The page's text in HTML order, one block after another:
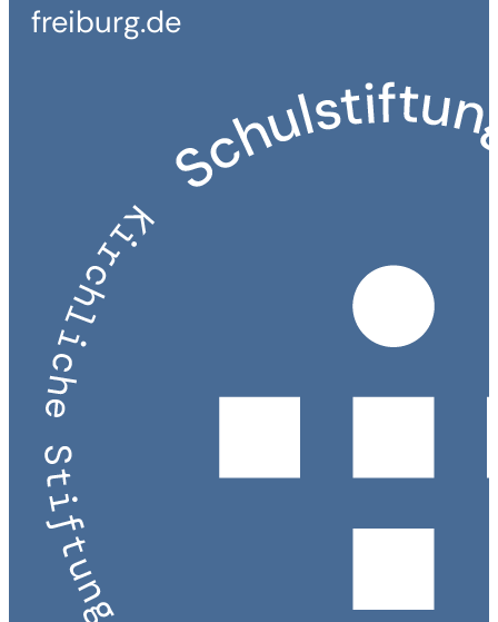
freiburg.de